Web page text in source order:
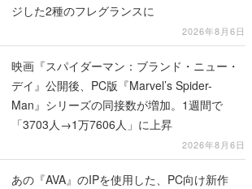
ジした2種のフレグランスに
2026年8月6日
映画『スパイダーマン：ブランド・ニュー・
デイ』公開後、PC版『Marvel’s Spider-
Man』シリーズの同接数が増加。1週間で
「3703人→1万7606人」に上昇
2026年8月6日
あの『AVA』のIPを使用した、PC向け新作